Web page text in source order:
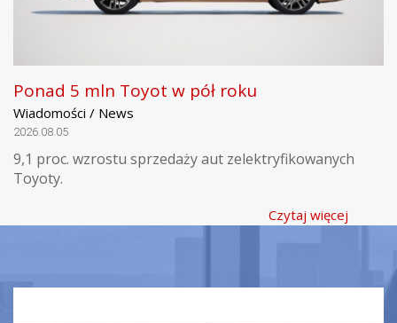
Ponad 5 mln Toyot w pół roku
Wiadomości / News
2026.08.05
9,1 proc. wzrostu sprzedaży aut zelektryfikowanych
Toyoty.
Czytaj więcej